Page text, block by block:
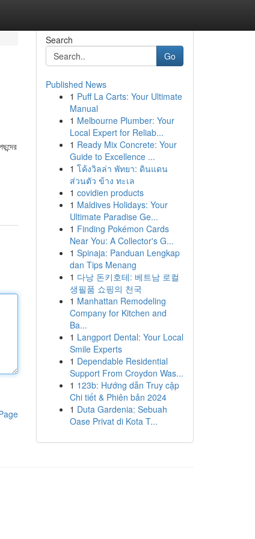
Search
Go
Published News
1 Puff La Carts: Your Ultimate
Manual
1 Melbourne Plumber: Your
Local Expert for Reliab...
1 Ready Mix Concrete: Your
Guide to Excellence ...
1 โค้งวิลล่า พัทยา: ดินแดน
ส่วนตัว ข้าง ทะเล
1 covidien products
1 Maldives Holidays: Your
Ultimate Paradise Ge...
1 Finding Pokémon Cards
Near You: A Collector's G...
1 Spinaja: Panduan Lengkap
dan Tips Menang
1 다낭 돈키호테: 베트남 로컬
생필품 쇼핑의 천국
1 Manhattan Remodeling
Company for Kitchen and
Ba...
1 Langport Dental: Your Local
Smile Experts
1 Dependable Residential
Support From Croydon Was...
1 123b: Hướng dẫn Truy cập
Chi tiết & Phiên bản 2024
1 Duta Gardenia: Sebuah
Oase Privat di Kota T...